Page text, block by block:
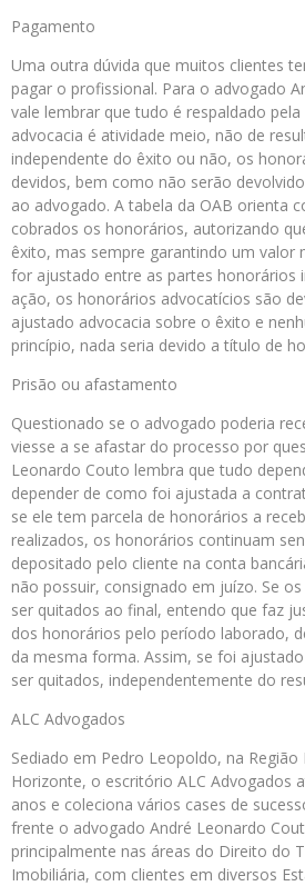
Pagamento
Uma outra dúvida que muitos clientes
pagar o profissional. Para o advogado
vale lembrar que tudo é respaldado pela
advocacia é atividade meio, não de
independente do êxito ou não, os
devidos, bem como não serão
ao advogado. A tabela da OAB orienta
cobrados os honorários, autorizando
êxito, mas sempre garantindo um valor
for ajustado entre as partes honorários
ação, os honorários advocatícios são
ajustado advocacia sobre o êxito e
princípio, nada seria devido a título de
Prisão ou afastamento
Questionado se o advogado poderia
viesse a se afastar do processo por
Leonardo Couto lembra que tudo
depender de como foi ajustada a
se ele tem parcela de honorários a
realizados, os honorários continuam
depositado pelo cliente na conta
não possuir, consignado em juízo. Se
ser quitados ao final, entendo que faz
dos honorários pelo período laborado,
da mesma forma. Assim, se foi
ser quitados, independentemente do
ALC Advogados
Sediado em Pedro Leopoldo, na
Horizonte, o escritório ALC Advogados
anos e coleciona vários cases de
frente o advogado André Leonardo
principalmente nas áreas do Direito do
Imobiliária, com clientes em diversos